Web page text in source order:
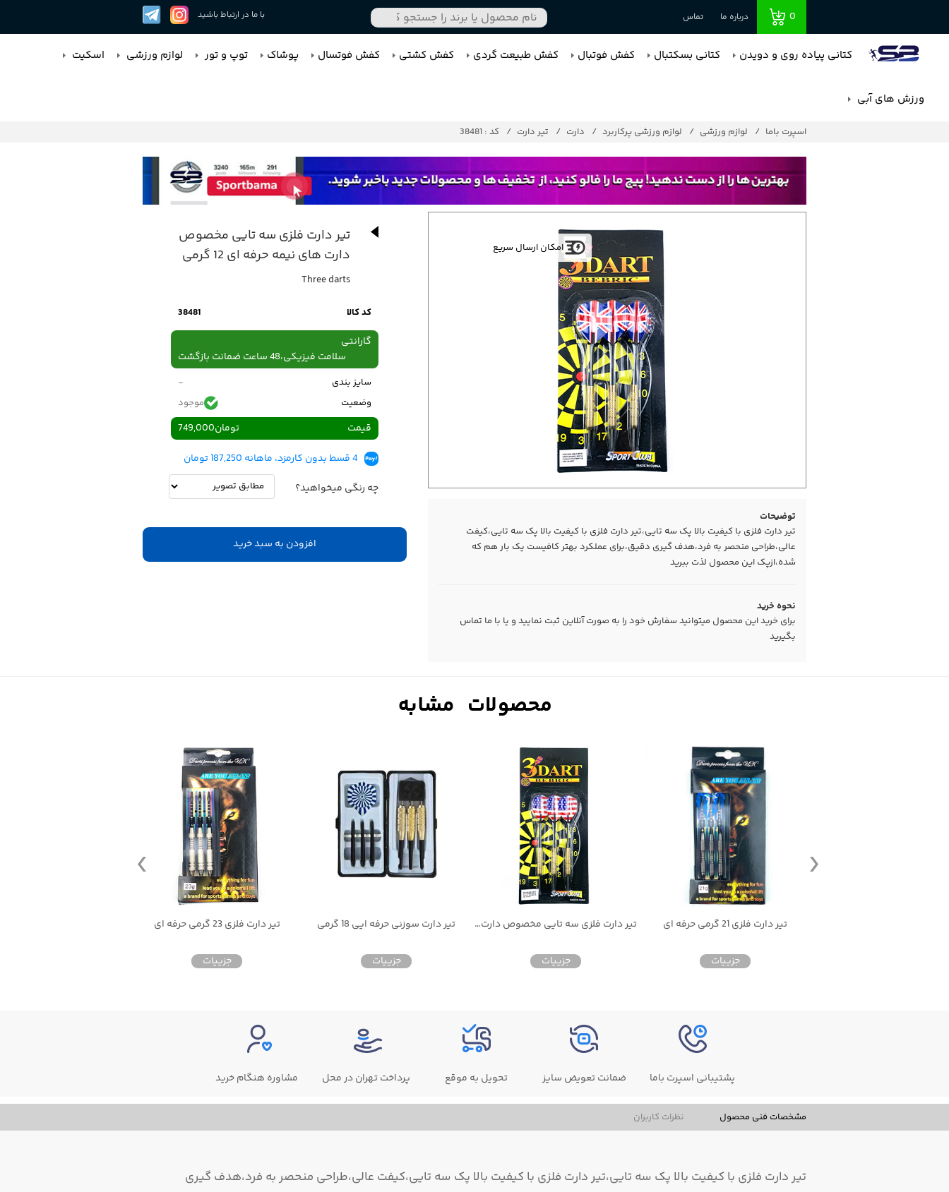
0 درباره ما تماس با ما در ارتباط باشید
کتانی پیاده روی و دویدن کتانی بسکتبال کفش فوتبال کفش طبیعت گردی کفش کشتی کفش فوتسال پوشاک توپ و تور لوازم ورزشی اسکیت
ورزش های آبی
اسپرت باما لوازم ورزشی لوازم ورزشی پرکاربرد دارت تیر دارت کد : 38481
امکان ارسال سریع
توضیحات
تیر دارت فلزی با کیفیت بالا پک سه تایی،تیر دارت فلزی با کیفیت بالا پک سه تایی،کیفت
عالی،طراحی منحصر به فرد،هدف گیری دقیق،برای عملکرد بهتر کافیست یک بار هم که
شده،ازپک این محصول لذت ببرید
نحوه خرید
برای خرید این محصول میتوانید سفارش خود را به صورت آنلاین ثبت نمایید و یا با ما تماس
بگیرید
تیر دارت فلزی سه تایی مخصوص
دارت های نیمه حرفه ای 12 گرمی
Three darts
کد کالا 38481
گارانتی
سلامت فیزیکی،48 ساعت ضمانت بازگشت
سایز بندی
-
وضعیت
موجود
قیمت 749,000تومان
4 قسط بدون کارمزد، ماهانه 187,250 تومان
چه رنگی میخواهید؟
تیر دارت فلزی 21 گرمی حرفه ای
جزییات
تیر دارت فلزی سه تایی مخصوص دارت های نیمه حرفه ای 12 گرمی
جزییات
تیر دارت سوزنی حرفه ایی 18 گرمی
جزییات
تیر دارت فلزی 23 گرمی حرفه ای
جزییات
پشتیبانی اسپرت باما ضمانت تعویض سایز تحویل به موقع پرداخت تهران در محل مشاوره هنگام خرید
مشخصات فنی محصول نظرات کاربران
تیر دارت فلزی با کیفیت بالا پک سه تایی،تیر دارت فلزی با کیفیت بالا پک سه تایی،کیفت عالی،طراحی منحصر به فرد،هدف گیری